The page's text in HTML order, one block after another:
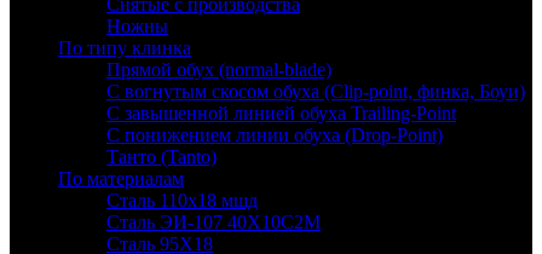
Снятые с производства
Ножны
По типу клинка
Прямой обух (normal-blade)
С вогнутым скосом обуха (Clip-point, финка, Боуи)
С завышенной линией обуха Trailing-Point
С понижением линии обуха (Drop-Point)
Танто (Tanto)
По материалам
Сталь 110х18 мшд
Сталь ЭИ-107 40Х10С2М
Сталь 95Х18